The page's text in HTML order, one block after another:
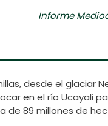
Informe
desde el glaciar
en el río Ucayali
de 89 millones de